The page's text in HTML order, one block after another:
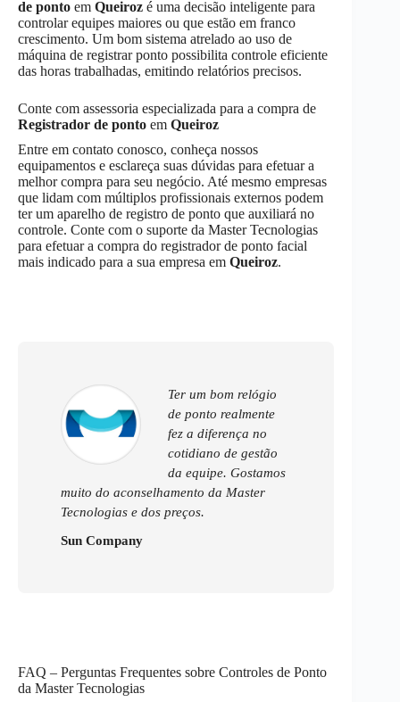
de ponto em Queiroz é uma decisão inteligente para
controlar equipes maiores ou que estão em franco
crescimento. Um bom sistema atrelado ao uso de
máquina de registrar ponto possibilita controle eficiente
das horas trabalhadas, emitindo relatórios precisos.
Conte com assessoria especializada para a compra de
Registrador de ponto em Queiroz
Entre em contato conosco, conheça nossos
equipamentos e esclareça suas dúvidas para efetuar a
melhor compra para seu negócio. Até mesmo empresas
que lidam com múltiplos profissionais externos podem
ter um aparelho de registro de ponto que auxiliará no
controle. Conte com o suporte da Master Tecnologias
para efetuar a compra do registrador de ponto facial
mais indicado para a sua empresa em Queiroz.
Ter um bom relógio
de ponto realmente
fez a diferença no
cotidiano de gestão
da equipe. Gostamos
muito do aconselhamento da Master
Tecnologias e dos preços.
Sun Company
FAQ – Perguntas Frequentes sobre Controles de Ponto
da Master Tecnologias